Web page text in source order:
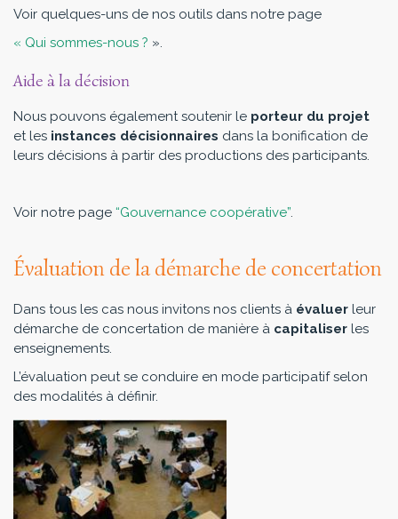
Voir quelques-uns de nos outils dans notre page
« Qui sommes-nous ? ».
Aide à la décision
Nous pouvons également soutenir le porteur du projet
et les instances décisionnaires dans la bonification de
leurs décisions à partir des productions des participants.
Voir notre page “Gouvernance coopérative”.
Évaluation de la démarche de concertation
Dans tous les cas nous invitons nos clients à évaluer leur
démarche de concertation de manière à capitaliser les
enseignements.
L’évaluation peut se conduire en mode participatif selon
des modalités à définir.